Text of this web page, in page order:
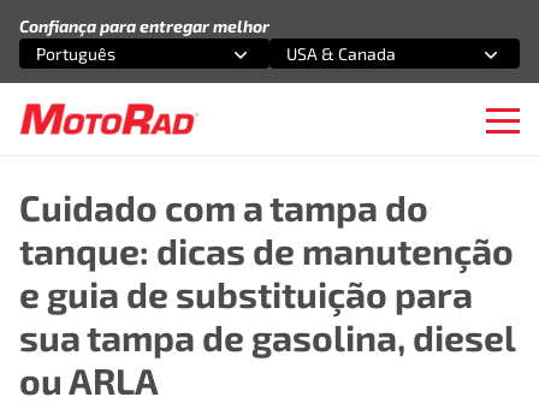
Confiança para entregar melhor
Selecione uma opção
Português
Selecione uma opção
USA & Canada
Cuidado com a tampa do
tanque: dicas de manutenção
e guia de substituição para
sua tampa de gasolina, diesel
ou ARLA